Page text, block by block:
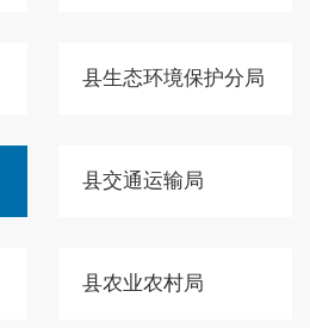
县生态环境保护分局
县交通运输局
县农业农村局